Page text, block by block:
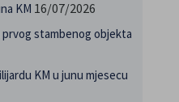
KM 16/07/2026
stambenog objekta
KM u junu mjesecu